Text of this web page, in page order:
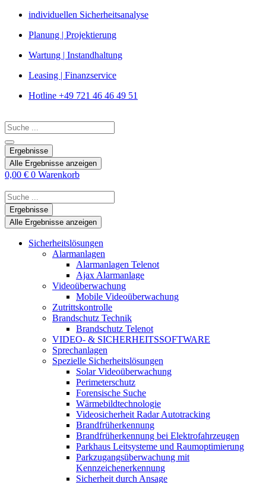
Zum
springen
individuellen Sicherheitsanalyse
Planung | Projektierung
Wartung | Instandhaltung
Leasing | Finanzservice
Hotline +49 721 46 46 49 51
Search
...
Ergebnisse
Alle Ergebnisse anzeigen
0,00 € 0 Warenkorb
Search
...Ergebnisse
Alle Ergebnisse anzeigen
Sicherheitslösungen
Alarmanlagen
Alarmanlagen Telenot
Ajax Alarmanlage
Videoüberwachung
Mobile Videoüberwachung
Zutrittskontrolle
Brandschutz Technik
Brandschutz Telenot
VIDEO- & SICHERHEITSSOFTWARE
Sprechanlagen
Spezielle Sicherheitslösungen
Solar Videoüberwachung
Perimeterschutz
Forensische Suche
Wärmebildtechnologie
Videosicherheit Radar Autotracking​
Brandfrüherkennung
Brandfrüherkennung bei Elektrofahrzeugen
Parkhaus Leitsysteme und Raumoptimierung
Parkzugangsüberwachung mit
Kennzeichenerkennung
Sicherheit durch Ansage